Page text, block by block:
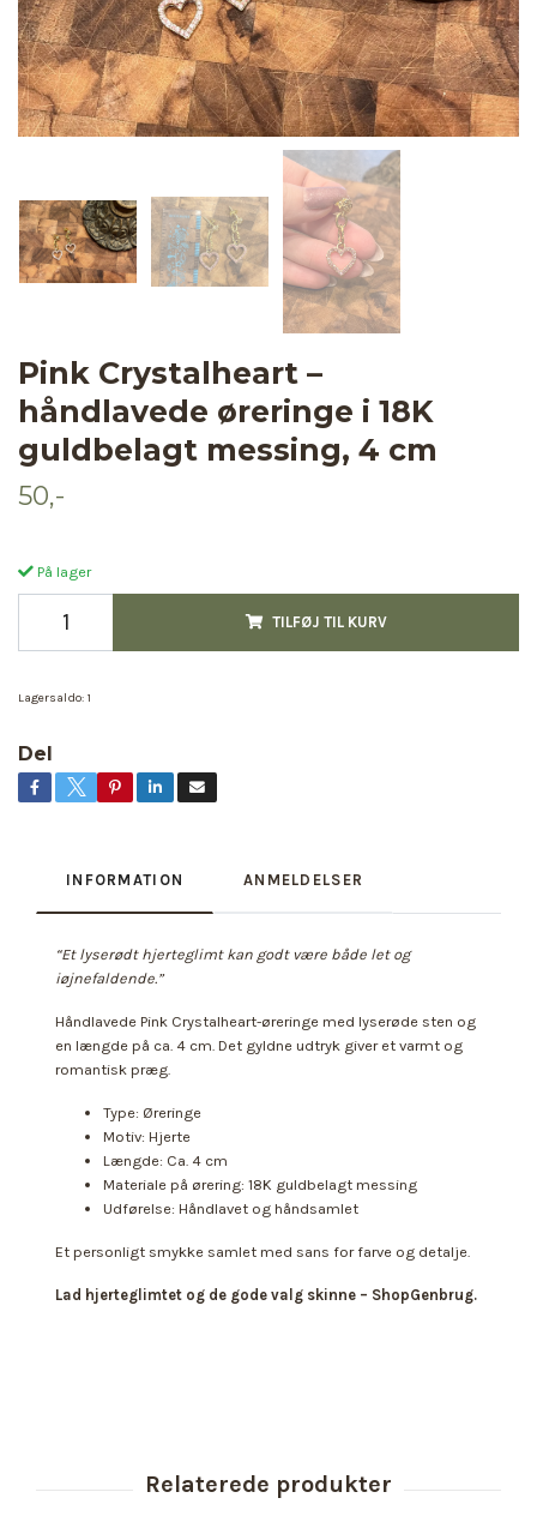
Pink Crystalheart –
håndlavede øreringe i 18K
guldbelagt messing, 4 cm
50,-
På lager
TILFØJ TIL KURV
Lagersaldo: 1
Del
INFORMATION ANMELDELSER
“Et lyserødt hjerteglimt kan godt være både let og
iøjnefaldende.”
Håndlavede Pink Crystalheart-øreringe med lyserøde sten og
en længde på ca. 4 cm. Det gyldne udtryk giver et varmt og
romantisk præg.
Type: Øreringe
Motiv: Hjerte
Længde: Ca. 4 cm
Materiale på ørering: 18K guldbelagt messing
Udførelse: Håndlavet og håndsamlet
Et personligt smykke samlet med sans for farve og detalje.
Lad hjerteglimtet og de gode valg skinne – ShopGenbrug.